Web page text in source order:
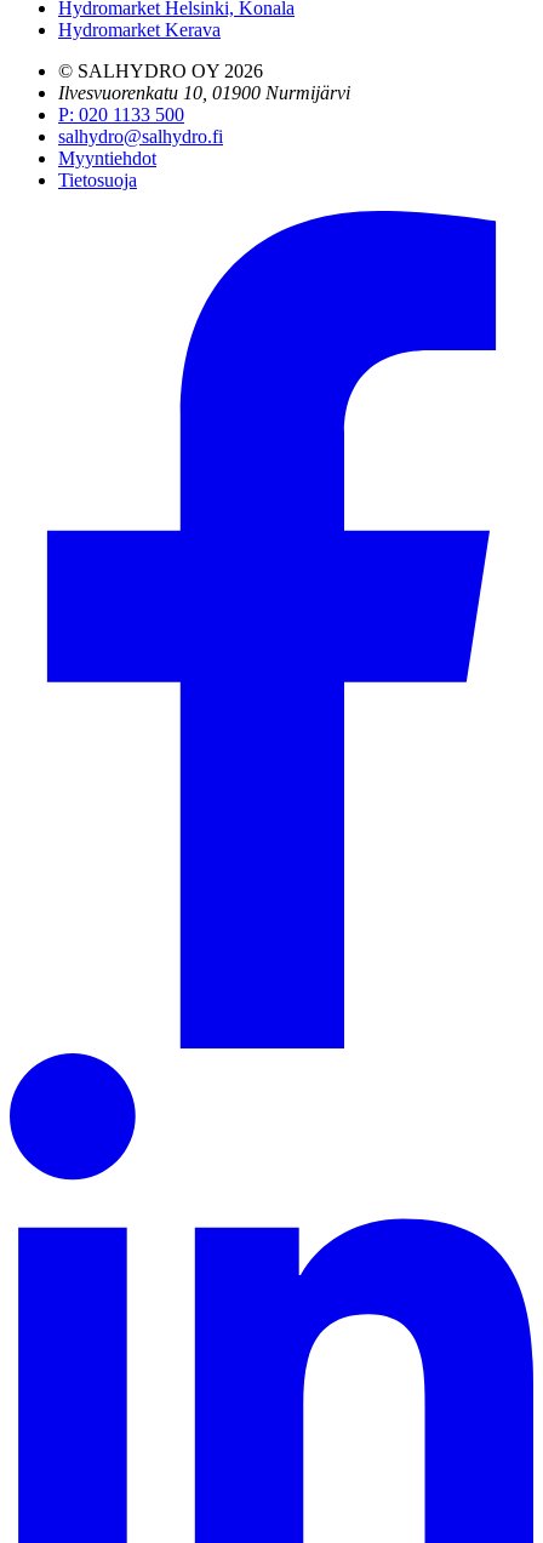
Hydromarket Helsinki, Konala
Hydromarket Kerava
© SALHYDRO OY 2026
Ilvesvuorenkatu 10, 01900 Nurmijärvi
P: 020 1133 500
salhydro@salhydro.fi
Myyntiehdot
Tietosuoja